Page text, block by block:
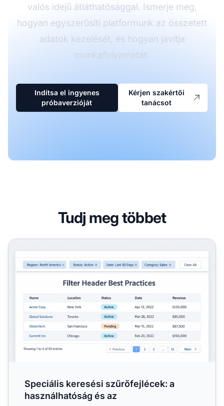
valós idejű átláthatósággal. Ismerje meg,
hogyan egyszerűsíti platformunk az összetett
adatok kezelését, és hogyan javítja
munkafolyamatát.
Indítsa el ingyenes
próbaverzióját
Kérjen szakértői
tanácsot
Tudj meg többet
Speciális keresési szűrőfejlécek: a használhatóság és az
Speciális keresési szűrőfejlécek: a
használhatóság és az